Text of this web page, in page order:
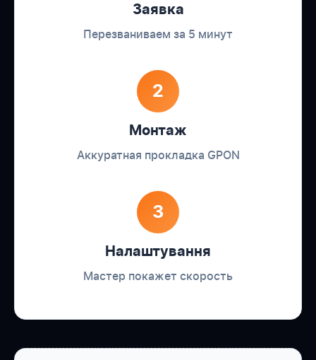
Заявка
Перезваниваем за 5 минут
2
Монтаж
Аккуратная прокладка GPON
3
Налаштування
Мастер покажет скорость